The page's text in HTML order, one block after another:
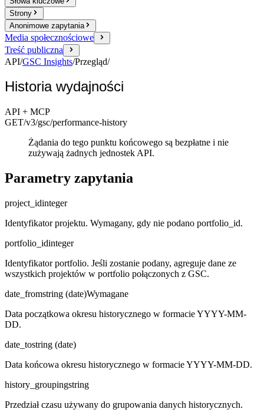
Strony
Anonimowe zapytania
Media społecznościowe
Treść publiczna
API/GSC Insights/Przegląd/
Historia wydajności
API + MCP
GET/v3/gsc/performance-history
Żądania do tego punktu końcowego są bezpłatne i nie
zużywają żadnych jednostek API.
Parametry zapytania
project_idinteger
Identyfikator projektu. Wymagany, gdy nie podano portfolio_id.
portfolio_idinteger
Identyfikator portfolio. Jeśli zostanie podany, agreguje dane ze
wszystkich projektów w portfolio połączonych z GSC.
date_fromstring (date)Wymagane
Data początkowa okresu historycznego w formacie YYYY-MM-
DD.
date_tostring (date)
Data końcowa okresu historycznego w formacie YYYY-MM-DD.
history_groupingstring
Przedział czasu używany do grupowania danych historycznych.